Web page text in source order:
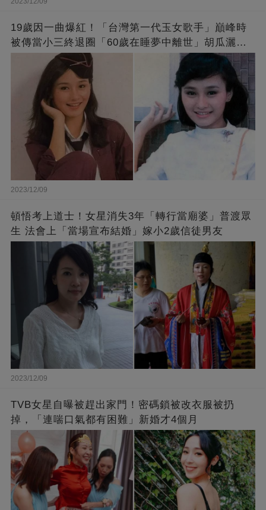
19歲因一曲爆紅！「台灣第一代玉女歌手」巔峰時
被傳當小三終退圈「60歲在睡夢中離世」胡瓜灑淚
2023/12/09
頓悟考上道士！女星消失3年「轉行當廟婆」普渡眾
生 法會上「當場宣布結婚」嫁小2歲信徒男友
2023/12/09
TVB女星自曝被趕出家門！密碼鎖被改衣服被扔
掉，「連喘口氣都有困難」新婚才4個月